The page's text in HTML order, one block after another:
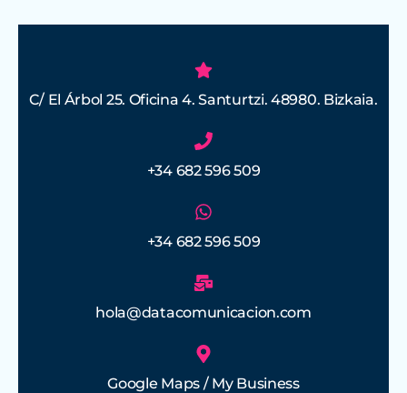
C/ El Árbol 25. Oficina 4. Santurtzi. 48980. Bizkaia.
+34 682 596 509
+34 682 596 509
hola@datacomunicacion.com
Google Maps / My Business